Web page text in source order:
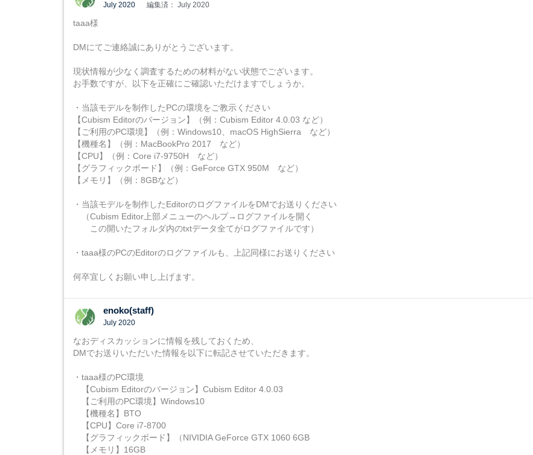
July 2020 編集済： July 2020
taaa様
DMにてご連絡誠にありがとうございます。
現状情報が少なく調査するための材料がない状態でございます。
お手数ですが、以下を正確にご確認いただけますでしょうか。
・当該モデルを制作したPCの環境をご教示ください
【Cubism Editorのバージョン】（例：Cubism Editor 4.0.03 など）
【ご利用のPC環境】（例：Windows10、macOS HighSierra など）
【機種名】（例：MacBookPro 2017 など）
【CPU】（例：Core i7-9750H など）
【グラフィックボード】（例：GeForce GTX 950M など）
【メモリ】（例：8GBなど）
・当該モデルを制作したEditorのログファイルをDMでお送りください
（Cubism Editor上部メニューのヘルプ→ログファイルを開く
この開いたフォルダ内のtxtデータ全てがログファイルです）
・taaa様のPCのEditorのログファイルも、上記同様にお送りください
何卒宜しくお願い申し上げます。
enoko(staff)
July 2020
なおディスカッションに情報を残しておくため、
DMでお送りいただいた情報を以下に転記させていただきます。
・taaa様のPC環境
【Cubism Editorのバージョン】Cubism Editor 4.0.03
【ご利用のPC環境】Windows10
【機種名】BTO
【CPU】Core i7-8700
【グラフィックボード】（NIVIDIA GeForce GTX 1060 6GB
【メモリ】16GB